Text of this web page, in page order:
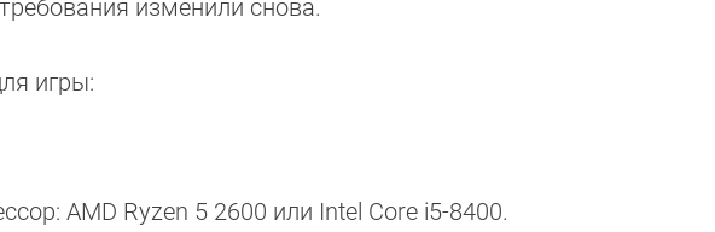
изменили снова.
игры:
AMD Ryzen 5 2600 или Intel Core i5-8400.